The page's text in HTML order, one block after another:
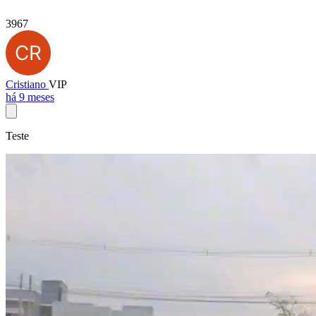
3967
Cristiano VIP
há 9 meses
Teste